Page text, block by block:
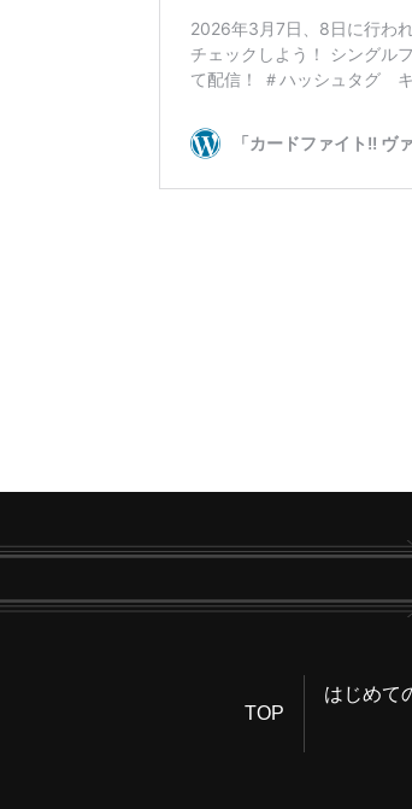
TOP
はじめて